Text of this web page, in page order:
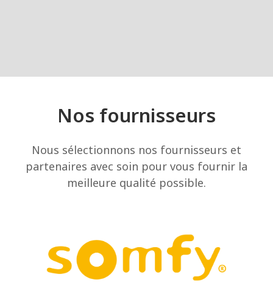
Nos fournisseurs
Nous sélectionnons nos fournisseurs et
partenaires avec soin pour vous fournir la
meilleure qualité possible.